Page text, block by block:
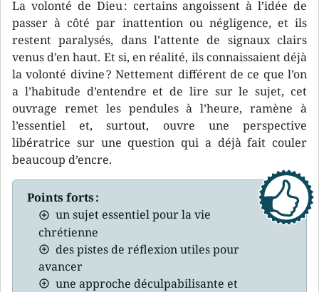
La volonté de Dieu : certains angoissent à l’idée de
passer à côté par inattention ou négligence, et ils
restent paralysés, dans l’attente de signaux clairs
venus d’en haut. Et si, en réalité, ils connaissaient déjà
la volonté divine ? Nettement différent de ce que l’on
a l’habitude d’entendre et de lire sur le sujet, cet
ouvrage remet les pendules à l’heure, ramène à
l’essentiel et, surtout, ouvre une perspective
libératrice sur une question qui a déjà fait couler
beaucoup d’encre.
Points forts :
un sujet essentiel pour la vie
chrétienne
des pistes de réflexion utiles pour
avancer
une approche déculpabilisante et